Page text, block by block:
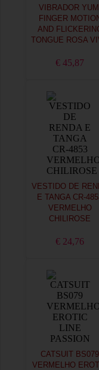
VIBRADOR YUMI
FINGER
AND
TONGUE ROSA
€ 45,87
VESTIDO DE
E TANGA CR-
VERMELHO
CHILIROSE
€ 24,76
CATSUIT BS079
VERMELHO